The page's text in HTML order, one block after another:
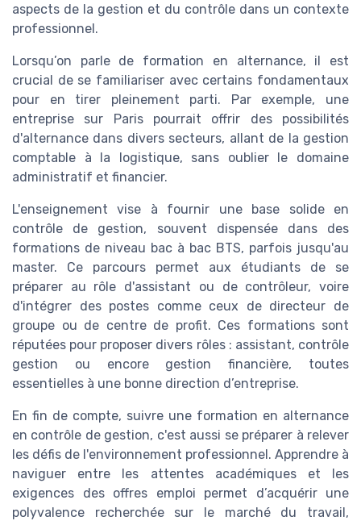
aspects de la gestion et du contrôle dans un contexte
professionnel.
Lorsqu’on parle de formation en alternance, il est
crucial de se familiariser avec certains fondamentaux
pour en tirer pleinement parti. Par exemple, une
entreprise sur Paris pourrait offrir des possibilités
d'alternance dans divers secteurs, allant de la gestion
comptable à la logistique, sans oublier le domaine
administratif et financier.
L'enseignement vise à fournir une base solide en
contrôle de gestion, souvent dispensée dans des
formations de niveau bac à bac BTS, parfois jusqu'au
master. Ce parcours permet aux étudiants de se
préparer au rôle d'assistant ou de contrôleur, voire
d'intégrer des postes comme ceux de directeur de
groupe ou de centre de profit. Ces formations sont
réputées pour proposer divers rôles : assistant, contrôle
gestion ou encore gestion financière, toutes
essentielles à une bonne direction d’entreprise.
En fin de compte, suivre une formation en alternance
en contrôle de gestion, c'est aussi se préparer à relever
les défis de l'environnement professionnel. Apprendre à
naviguer entre les attentes académiques et les
exigences des offres emploi permet d’acquérir une
polyvalence recherchée sur le marché du travail,